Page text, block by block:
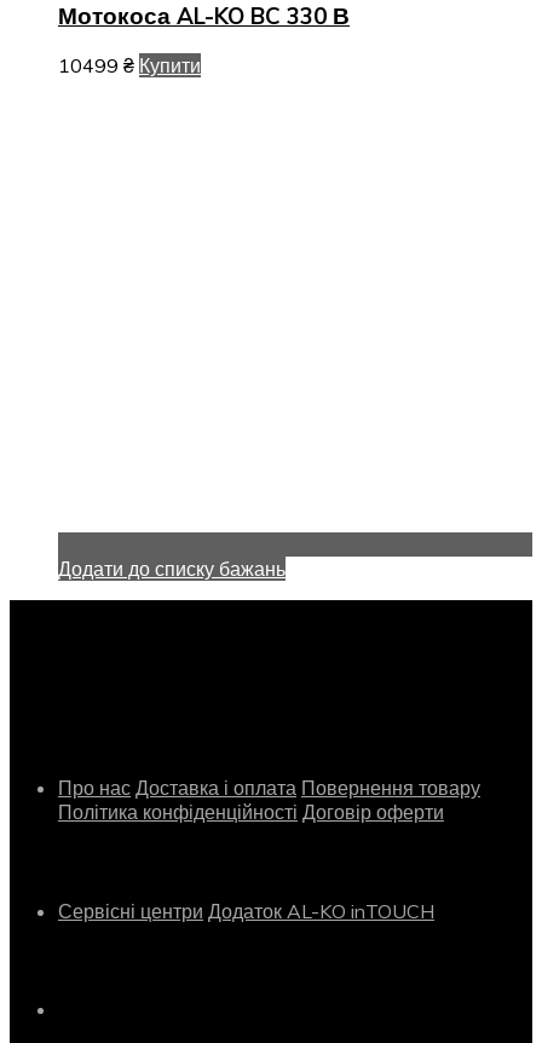
Мотокоса AL-KO BC 330 В
10499 ₴ Купити
Додати до списку бажань
Про нас Доставка і оплата Повернення товару
Політика конфіденційності Договір оферти
Сервісні центри Додаток AL-KO inTOUCH